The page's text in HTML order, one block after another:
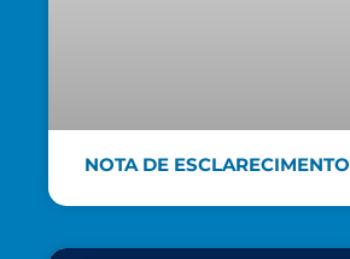
NOTA DE ESCLARECIMENTO